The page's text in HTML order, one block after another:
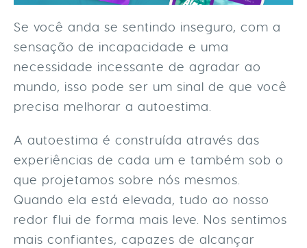
Se você anda se sentindo inseguro, com a
sensação de incapacidade e uma
necessidade incessante de agradar ao
mundo, isso pode ser um sinal de que você
precisa melhorar a autoestima.
A autoestima é construída através das
experiências de cada um e também sob o
que projetamos sobre nós mesmos.
Quando ela está elevada, tudo ao nosso
redor flui de forma mais leve. Nos sentimos
mais confiantes, capazes de alcançar